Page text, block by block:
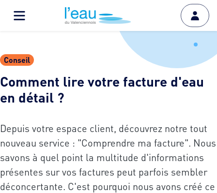
Conseil
Comment lire votre facture d'eau
en détail ?
Depuis votre espace client, découvrez notre tout
nouveau service : "Comprendre ma facture". Nous
savons à quel point la multitude d'informations
présentes sur vos factures peut parfois sembler
déconcertante. C'est pourquoi nous avons créé ce